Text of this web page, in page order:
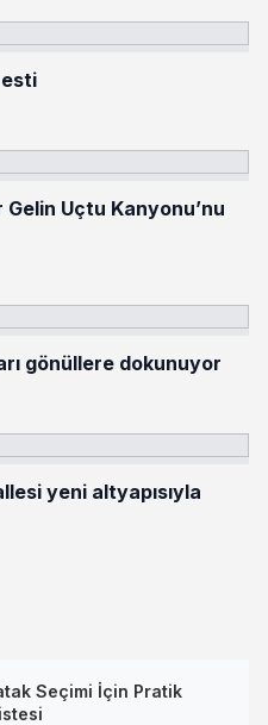
esti
Gelin Uçtu Kanyonu’nu
gönüllere dokunuyor
yeni altyapısıyla
Seçimi İçin Pratik